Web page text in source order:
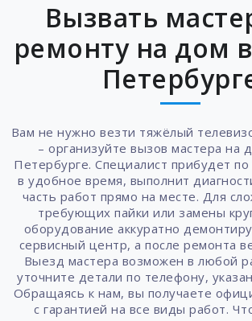
Вызвать
ремонту на дом
Вам не нужно везти тяжёлый
– организуйте вызов мастера на
Петербурге. Специалист прибудет
в удобное время, выполнит
часть работ прямо на месте. Для
требующих пайки или замены
оборудование аккуратно
сервисный центр, а после ремонта
Выезд мастера возможен в любой
уточните детали по телефону,
Обращаясь к нам, вы получаете
с гарантией на все виды работ.